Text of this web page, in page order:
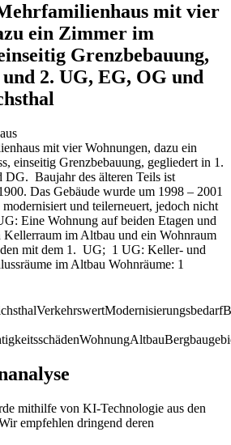
mit vier
ein Zimmer im
Grenzbebauung,
2. UG, EG, OG und
mit vier Wohnungen, dazu ein
einseitig Grenzbebauung, gegliedert in 1.
Baujahr des älteren Teils ist
Das Gebäude wurde um 1998 – 2001
und teilerneuert, jedoch nicht
Eine Wohnung auf beiden Etagen und
im Altbau und ein Wohnraum
mit dem 1. UG; 1 UG: Keller- und
im Altbau Wohnräume: 1
VerkehrswertModernisierungsbedarf
WohnungAltbau
mithilfe von KI-Technologie aus den
empfehlen dringend deren